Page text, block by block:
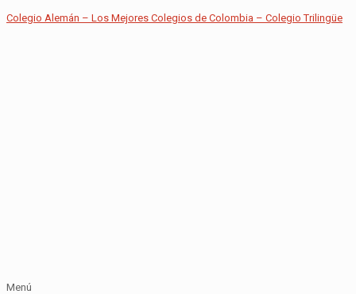
Colegio Alemán – Los Mejores Colegios de Colombia – Colegio Trilingüe
Menú